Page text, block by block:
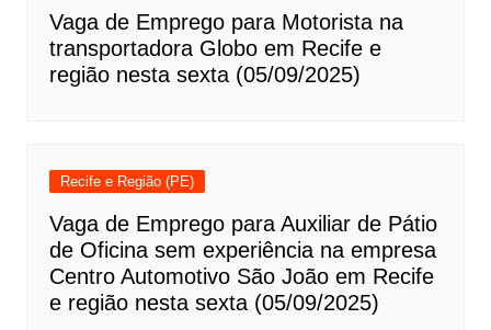
Vaga de Emprego para Motorista na
transportadora Globo em Recife e
região nesta sexta (05/09/2025)
Recife e Região (PE)
Vaga de Emprego para Auxiliar de Pátio
de Oficina sem experiência na empresa
Centro Automotivo São João em Recife
e região nesta sexta (05/09/2025)